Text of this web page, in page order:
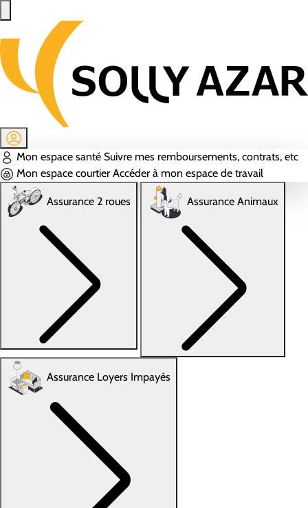
Mon espace santé Suivre mes remboursements, contrats, etc
Mon espace courtier Accéder à mon espace de travail
Assurance 2 roues Assurance Animaux
Assurance Loyers Impayés